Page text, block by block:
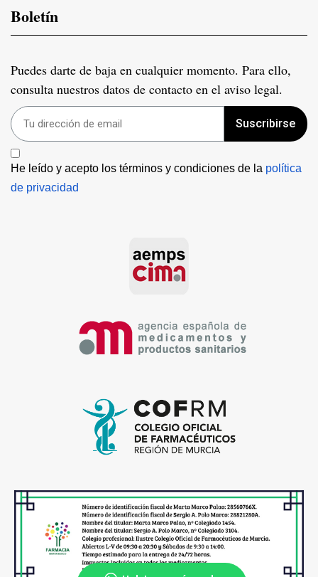
Boletín
Puedes darte de baja en cualquier momento. Para ello,
consulta nuestros datos de contacto en el aviso legal.
Suscribirse
He leído y acepto los términos y condiciones de la política
de privacidad